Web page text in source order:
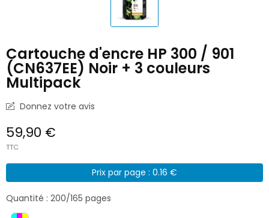
Cartouche d'encre HP 300 / 901
(CN637EE) Noir + 3 couleurs
Multipack
Donnez votre avis
59,90 €
TTC
Prix par page : 0.16 €
Quantité : 200/165 pages